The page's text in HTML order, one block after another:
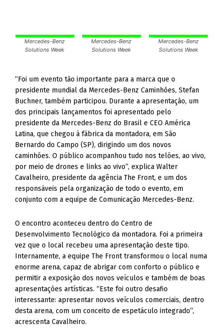
Mercedes-Benz
Solutions Week
Mercedes-Benz
Solutions Week
Mercedes-Benz
Solutions Week
“Foi um evento tão importante para a marca que o
presidente mundial da Mercedes-Benz Caminhões, Stefan
Buchner, também participou. Durante a apresentação, um
dos principais lançamentos foi apresentado pelo
presidente da Mercedes-Benz do Brasil e CEO América
Latina, que chegou à fábrica da montadora, em São
Bernardo do Campo (SP), dirigindo um dos novos
caminhões. O público acompanhou tudo nos telões, ao vivo,
por meio de drones e links ao vivo”, explica Walter
Cavalheiro, presidente da agência The Front, e um dos
responsáveis pela organização de todo o evento, em
conjunto com a equipe de Comunicação Mercedes-Benz.
O encontro aconteceu dentro do Centro de
Desenvolvimento Tecnológico da montadora. Foi a primeira
vez que o local recebeu uma apresentação deste tipo.
Internamente, a equipe The Front transformou o local numa
enorme arena, capaz de abrigar com conforto o público e
permitir a exposição dos novos veículos e também de boas
apresentações artísticas. “Este foi outro desafio
interessante: apresentar novos veículos comerciais, dentro
desta arena, com um conceito de espetáculo integrado”,
acrescenta Cavalheiro.